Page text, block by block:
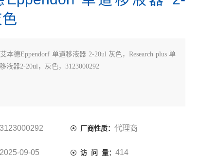
艾本德Eppendorf 单道移液器 2-20ul 灰色，Research plus 单
液器2-20ul，灰色，3123000292
3123000292 厂商性质： 代理商
2025-09-05 访 问 量： 414